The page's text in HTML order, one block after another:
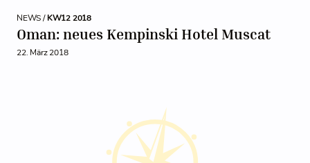
NEWS /KW12 2018
Oman: neues Kempinski Hotel Muscat
22. März 2018